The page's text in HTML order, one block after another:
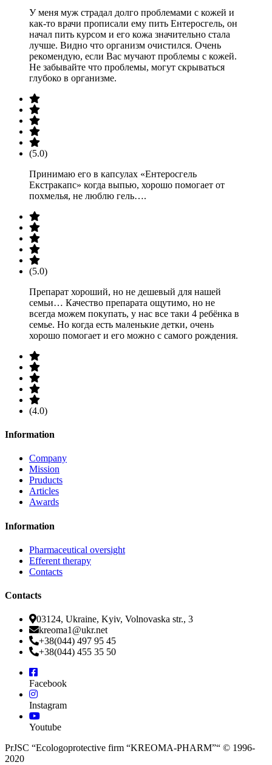
У меня муж страдал долго проблемами с кожей и
как-то врачи прописали ему пить Ентеросгель, он
начал пить курсом и его кожа значительно стала
лучше. Видно что организм очистился. Очень
рекомендую, если Вас мучают проблемы с кожей.
Не забывайте что проблемы, могут скрываться
глубоко в организме.
(5.0)
Принимаю его в капсулах «Ентеросгель
Екстракапс» когда выпью, хорошо помогает от
похмелья, не люблю гель….
(5.0)
Препарат хороший, но не дешевый для нашей
семьи… Качество препарата ощутимо, но не
всегда можем покупать, у нас все таки 4 ребёнка в
семье. Но когда есть маленькие детки, очень
хорошо помогает и его можно с самого рождения.
(4.0)
Information
Company
Mission
Pruducts
Articles
Awards
Information
Pharmaceutical oversight
Efferent therapy
Contacts
Contacts
03124, Ukraine, Kyiv, Volnovaska str., 3
kreoma1@ukr.net
+38(044) 497 95 45
+38(044) 455 35 50
Facebook
Instagram
Youtube
PrJSC “Ecologoprotective firm “KREOMA-PHARM”“ © 1996-
2020